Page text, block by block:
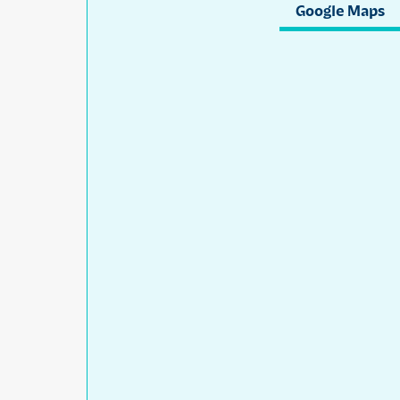
Google Maps